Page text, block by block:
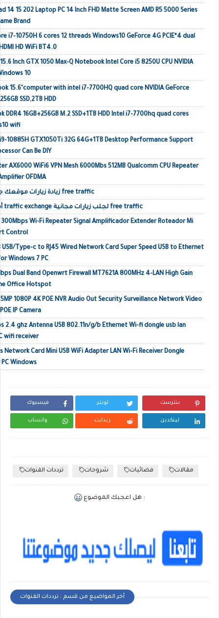
14 15 202 Laptop PC 14 Inch FHD Matte Screen AMD R5 5000 Series
Brand
i7-10750H 6 cores 12 threads Windows10 GeForce 4G PCIE*4 dual
HD WiFi BT4.0
Inch GTX 1050 Max-Q Notebook Intel Core i5 8250U CPU NVIDIA
10
15.6"computer with intel i7-7700HQ quad core NVIDIA GeForce
SSD,2TB HDD
DDR4 16GB+256GB M.2 SSD+1TB HDD Intel i7-7700hq quad cores
wifi
10885H GTX1050Ti 32G 64G+1TB Desktop Performance Support
Can Be DIY
AX6000 WiFi6 VPN Mesh 6000Mbs 512MB Qualcomm CPU Repeater
OFDMA
زيادة زيارات موقعك جلب زيارات حقيقية أجنبية free traffic
أفضل مواقع تبادل الزيارات traffic exchange لجلب زيارات مجانية free traffic
Wi-Fi Repeater Signal Amplificador Extender Roteador Mi
Control
USB/Type-c to RJ45 Wired Network Card Super Speed USB to Ethernet
Windows 7 PC
Dual Band Openwrt Firewall MT7621A 800MHz 4-LAN High Gain
Office Hotspot
1080P 4K POE NVR Audio Out Security Surveillance Network Video
IP Camera
2.4 ghz Antenna USB 802.11n/g/b Ethernet Wi-fi dongle usb lan
wifi receiver
Network Card Mini USB WiFi Adapter LAN Wi-Fi Receiver Dongle
Windows
فيسبوك تويتر بنترست
واتساب ريدايت لينكدين
ترددات القنوات شروحات فضائيات مقالات
هل اعجبك الموضوع :
أخر المواضيع من قسم : ترددات القنوات